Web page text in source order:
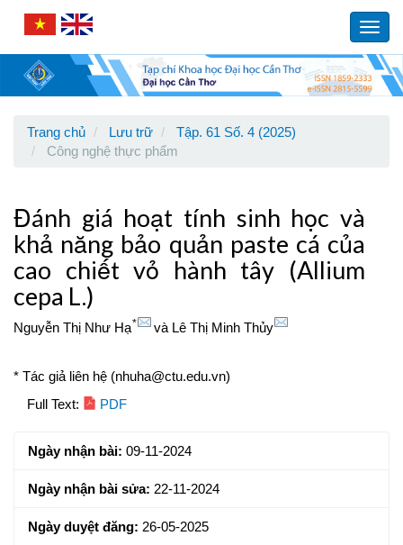
Navigation
Content
Sidebar
Trang chủ Lưu trữ
Tập. 61 Số. 4 (2025)
Công nghệ thực phẩm
Đánh giá hoạt tính sinh học và
khả năng bảo quản paste cá của
cao chiết vỏ hành tây (Allium
cepa L.)
Nguyễn Thị Như Hạ* và Lê Thị Minh Thủy
* Tác giả liên hệ (nhuha@ctu.edu.vn)
Article
Full Text: PDF
Ngày nhận bài: 09-11-2024
Ngày nhận bài sửa: 22-11-2024
Ngày duyệt đăng: 26-05-2025